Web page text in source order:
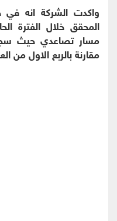
واكدت الشركة انه في
المحقق خلال الفترة
مقارنة بالربع الاول من